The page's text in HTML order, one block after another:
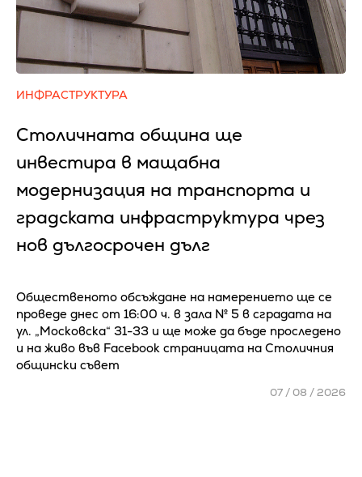
ИНФРАСТРУКТУРА
Столичната община ще
инвестира в мащабна
модернизация на транспорта и
градската инфраструктура чрез
нов дългосрочен дълг
Общественото обсъждане на намерението ще се
проведе днес от 16:00 ч. в зала № 5 в сградата на
ул. „Московска“ 31-33 и ще може да бъде проследено
и на живо във Facebook страницата на Столичния
общински съвет
07 / 08 / 2026